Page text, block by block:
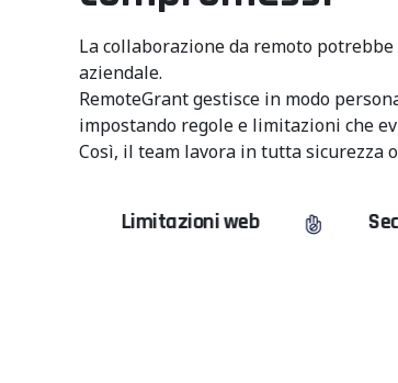
La collaborazione da remoto
aziendale.
RemoteGrant gestisce in modo
impostando regole e limitazioni che
Così, il team lavora in tutta sicurezza
Secure browser